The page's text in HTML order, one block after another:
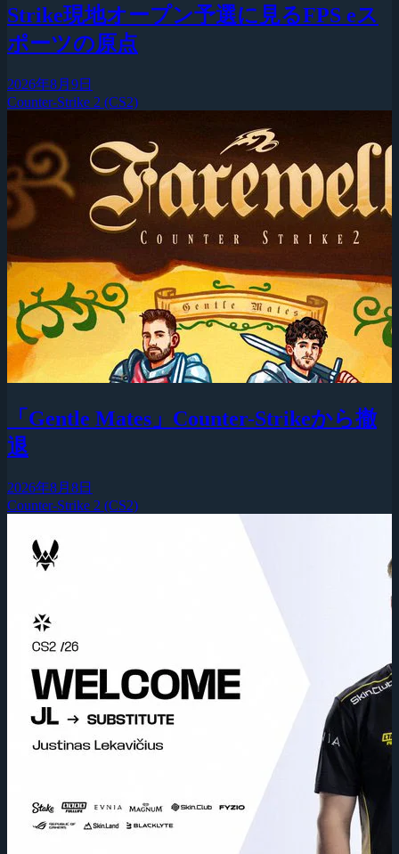
Strike現地オープン予選に見るFPS eス
ポーツの原点
2026年8月9日
Counter-Strike 2 (CS2)
「Gentle Mates」Counter-Strikeから撤
退
2026年8月8日
Counter-Strike 2 (CS2)